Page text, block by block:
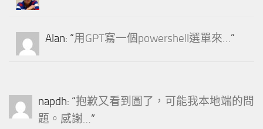
Alan: “用GPT寫一個powershell選單來…”
napdh: “抱歉又看到圖了，可能我本地端的問
題。感謝…”